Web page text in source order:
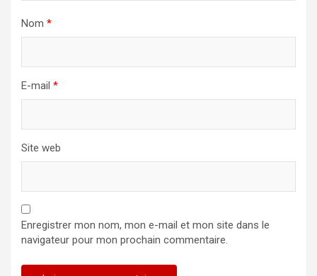
Nom *
E-mail *
Site web
Enregistrer mon nom, mon e-mail et mon site dans le
navigateur pour mon prochain commentaire.